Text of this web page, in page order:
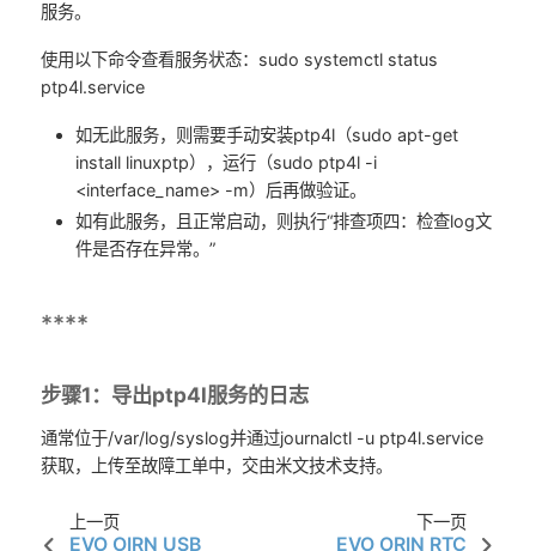
服务。
使用以下命令查看服务状态：sudo systemctl status
ptp4l.service
如无此服务，则需要手动安装ptp4l（sudo apt-get
install linuxptp），运行（sudo ptp4l -i
<interface_name> -m）后再做验证。
如有此服务，且正常启动，则执行“排查项四：检查log文
件是否存在异常。”
****
步骤1：导出ptp4l服务的日志
通常位于/var/log/syslog并通过journalctl -u ptp4l.service
获取，上传至故障工单中，交由米文技术支持。
上一页
EVO OIRN USB
下一页
EVO ORIN RTC